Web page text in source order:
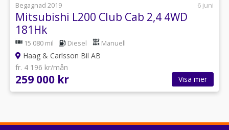
Begagnad 2019
6 juni
Mitsubishi L200 Club Cab 2,4 4WD
181Hk
15 080 mil Diesel Manuell
Haag & Carlsson Bil AB
fr. 4 196 kr/mån
259 000 kr Visa mer